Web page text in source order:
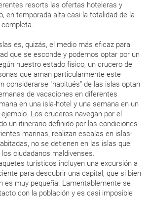
resorts las ofertas hoteleras y
en temporada alta casi la totalidad de la
es, quizás, el medio más eficaz para
que se esconde y podemos optar por un
nuestro estado físico, un crucero de
que aman particularmente este
considerarse "habitués" de las islas optan
de vacaciones en diferentes
en una isla-hotel y una semana en un
Los cruceros navegan por el
un itinerario definido por las condiciones
marinas, realizan escalas en islas-
no se detienen en las islas que
ciudadanos maldivenses.
turísticos incluyen una excursión a
para descubrir una capital, que si bien
es muy pequeña. Lamentablemente se
con la población y es casi imposible